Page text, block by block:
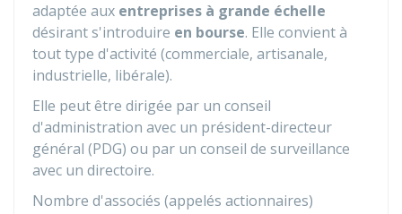
adaptée aux entreprises à grande échelle
désirant s'introduire en bourse. Elle convient à
tout type d'activité (commerciale, artisanale,
industrielle, libérale).
Elle peut être dirigée par un conseil
d'administration avec un président-directeur
général (PDG) ou par un conseil de surveillance
avec un directoire.
Nombre d'associés (appelés actionnaires)